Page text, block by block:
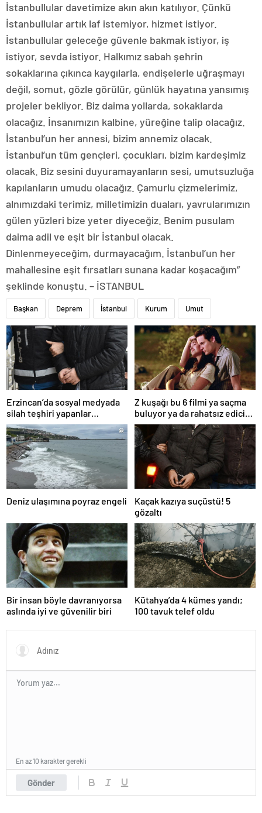
İstanbullular davetimize akın akın katılıyor. Çünkü
İstanbullular artık laf istemiyor, hizmet istiyor.
İstanbullular geleceğe güvenle bakmak istiyor, iş
istiyor, sevda istiyor. Halkımız sabah şehrin
sokaklarına çıkınca kaygılarla, endişelerle uğraşmayı
değil, somut, gözle görülür, günlük hayatına yansımış
projeler bekliyor. Biz daima yollarda, sokaklarda
olacağız. İnsanımızın kalbine, yüreğine talip olacağız.
İstanbul’un her annesi, bizim annemiz olacak.
İstanbul’un tüm gençleri, çocukları, bizim kardeşimiz
olacak. Biz sesini duyuramayanların sesi, umutsuzluğa
kapılanların umudu olacağız. Çamurlu çizmelerimiz,
alnımızdaki terimiz, milletimizin duaları, yavrularımızın
gülen yüzleri bize yeter diyeceğiz. Benim pusulam
daima adil ve eşit bir İstanbul olacak.
Dinlenmeyeceğim, durmayacağım. İstanbul’un her
mahallesine eşit fırsatları sunana kadar koşacağım”
şeklinde konuştu. – İSTANBUL
Başkan Deprem İstanbul Kurum Umut
Erzincan’da sosyal medyada
silah teşhiri yapanlar
yakalandı
Z kuşağı bu 6 filmi ya saçma
buluyor ya da rahatsız edici
ve toksik!
Deniz ulaşımına poyraz engeli
Kaçak kazıya suçüstü! 5
gözaltı
Bir insan böyle davranıyorsa
aslında iyi ve güvenilir biri
Kütahya’da 4 kümes yandı;
100 tavuk telef oldu
Gönder
En az 10 karakter gerekli